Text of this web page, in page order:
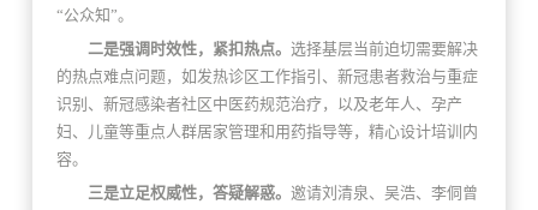
“公众知”。
二是强调时效性，紧扣热点。 选择基层当前迫切需要解决
的热点难点问题，如发热诊区工作指引、新冠患者救治与重症
识别、新冠感染者社区中医药规范治疗，以及老年人、孕产
妇、儿童等重点人群居家管理和用药指导等，精心设计培训内
容。
三是立足权威性，答疑解惑。 邀请刘清泉、吴浩、李侗曾